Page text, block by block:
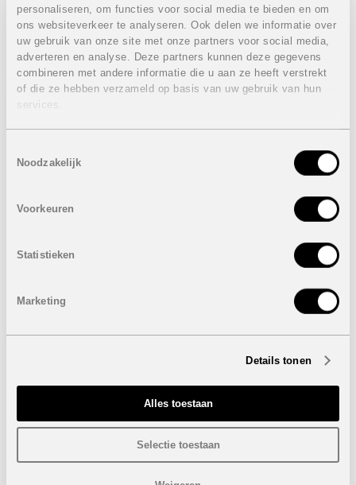
personaliseren, om functies voor social media te bieden en om
ons websiteverkeer te analyseren. Ook delen we informatie over
uw gebruik van onze site met onze partners voor social media,
adverteren en analyse. Deze partners kunnen deze gegevens
combineren met andere informatie die u aan ze heeft verstrekt
of die ze hebben verzameld op basis van uw gebruik van hun
services.
Noodzakelijk
Voorkeuren
Statistieken
Marketing
Details tonen
Alles toestaan
Selectie toestaan
Prijzen van VERKOCHT
Appartementen 1e verdieping met 2 slaapkamers
VERKOCHT
2 Slaapkamers en 2 badkamers
Bewoonbare oppervlakte: van 81,49 m² tot 88,09 m²
Gelijkvloers appartementen met 3 slaapkamers
3 Slaapkamers en 2 badkamers
Prijzen van
VERKOCHT
Prijs:VERKOCHT
3 of 4 Slaapkamers